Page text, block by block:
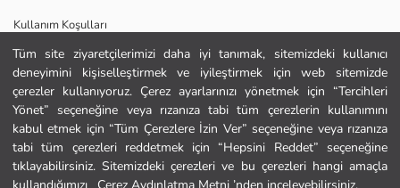
Tüm site ziyaretçilerimizi daha iyi tanımak, sitemizdeki kullanıcı
deneyimini kişiselleştirmek ve iyileştirmek için web sitemizde
çerezler kullanıyoruz. Çerez ayarlarınızı yönetmek için “Tercihleri
Yönet” seçeneğine veya rızanıza tabi tüm çerezlerin kullanımını
kabul etmek için “Tüm Çerezlere İzin Ver” seçeneğine veya rızanıza
tabi tüm çerezleri reddetmek için “Hepsini Reddet” seçeneğine
tıklayabilirsiniz. Sitemizdeki çerezleri ve bu çerezleri hangi amaçla
Ana Sayfa
Kategoriler
Sepetim
1
Kullanım Koşulları
Uygulamamızı İndirin